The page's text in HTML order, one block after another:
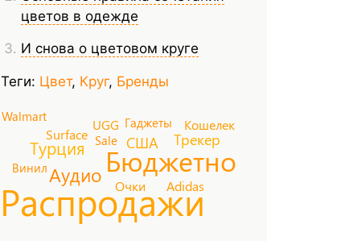
цветов в одежде
И снова о цветовом круге
Теги: Цвет, Круг, Бренды
Распродажи
Бюджетно
Аудио
Турция Трекер
США
Adidas
Очки
Surface
Кошелек
UGG
Sale
Гаджеты
Винил
Walmart